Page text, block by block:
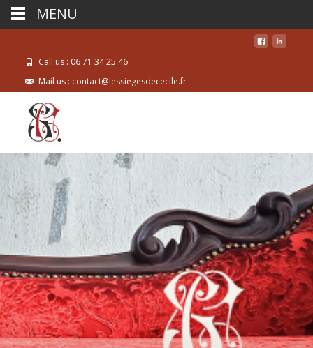
Call us : 06 71 34 25 46
Mail us : contact@lessiegesdececile.fr
MENU